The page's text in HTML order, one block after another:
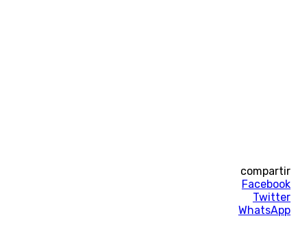
compartir
Facebook
Twitter
WhatsApp